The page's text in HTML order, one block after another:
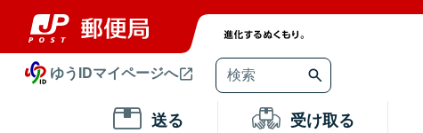
ゆうIDマイページへ
送る 受け取る